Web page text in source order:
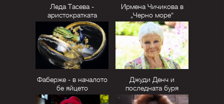
Леда Тасева -
аристократката
Ирмена Чичикова в
„Черно море“
Фаберже - в началото
бе яйцето
Джуди Денч и
последната буря